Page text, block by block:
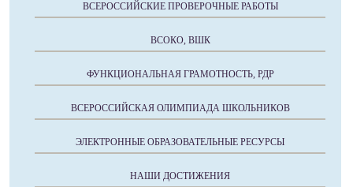
ВСЕРОССИЙСКИЕ ПРОВЕРОЧНЫЕ РАБОТЫ
ВСОКО, ВШК
ФУНКЦИОНАЛЬНАЯ ГРАМОТНОСТЬ, РДР
ВСЕРОССИЙСКАЯ ОЛИМПИАДА ШКОЛЬНИКОВ
ЭЛЕКТРОННЫЕ ОБРАЗОВАТЕЛЬНЫЕ РЕСУРСЫ
НАШИ ДОСТИЖЕНИЯ